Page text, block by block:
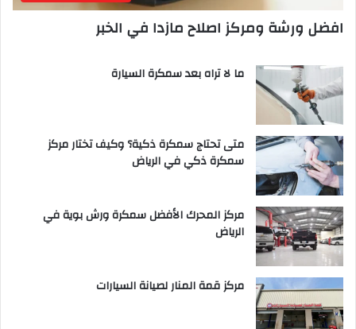
افضل ورشة ومركز اصلاح مازدا في الخبر
ما لا تراه بعد سمكرة السيارة
متى تحتاج سمكرة ذكية؟ وكيف تختار مركز
سمكرة ذكي في الرياض
مركز المحرك الأفضل سمكرة ورش بوية في
الرياض
مركز قمة المنار لصيانة السيارات